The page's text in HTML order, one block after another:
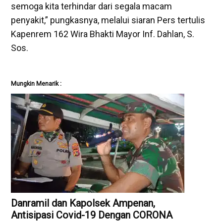
semoga kita terhindar dari segala macam
penyakit,” pungkasnya, melalui siaran Pers tertulis
Kapenrem 162 Wira Bhakti Mayor Inf. Dahlan, S.
Sos.
Mungkin Menarik :
Danramil dan Kapolsek Ampenan,
Antisipasi Covid-19 Dengan CORONA